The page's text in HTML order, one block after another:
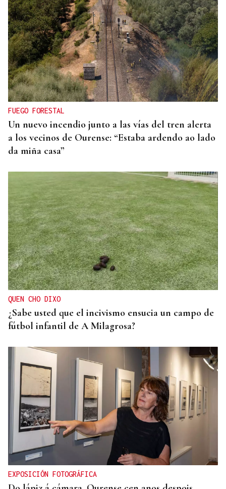
06
AGO
+DEPORTE
Bienestar al aire libre con la sesión de pilates en la
piscina de Luíntra
FUEGO FORESTAL
Un nuevo incendio junto a las vías del tren alerta
a los vecinos de Ourense: “Estaba ardendo ao lado
da miña casa”
QUEN CHO DIXO
¿Sabe usted que el incivismo ensucia un campo de
fútbol infantil de A Milagrosa?
EXPOSICIÓN FOTOGRÁFICA